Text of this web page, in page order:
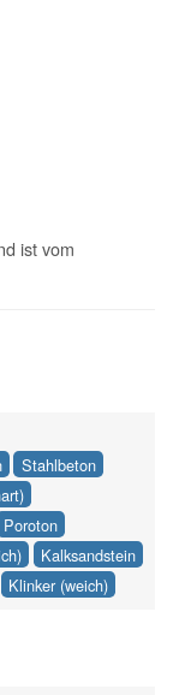
ist vom
Stahlbeton
Poroton
Kalksandstein
Klinker (weich)